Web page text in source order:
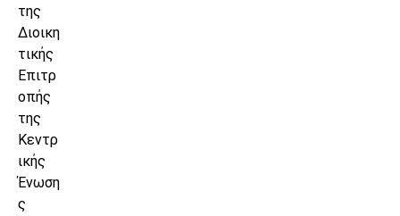
της
Διοικη
τικής
Επιτρ
οπής
της
Κεντρ
ικής
Ένωση
ς